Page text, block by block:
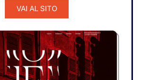
VAI AL SITO